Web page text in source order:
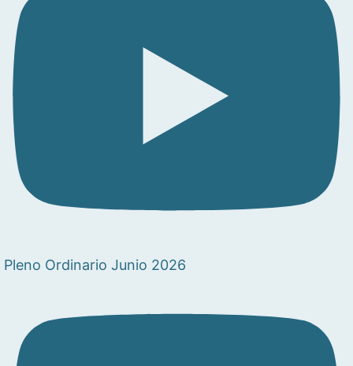
Pleno Ordinario Junio 2026